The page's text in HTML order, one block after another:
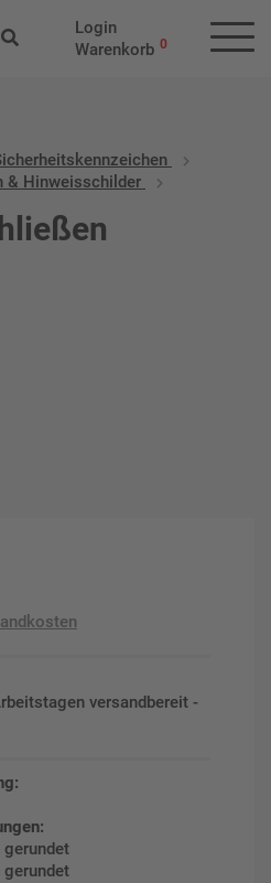
Login
Warenkorb 0
& Hinweisschilder
versandbereit -